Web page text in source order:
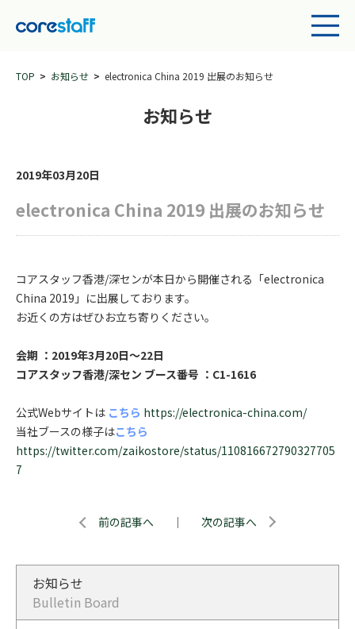
TOP お知らせ electronica China 2019 出展のお知らせ
お知らせ
2019年03月20日
electronica China 2019 出展のお知らせ
コアスタッフ香港/深センが本日から開催される「electronica
China 2019」に出展しております。
お近くの方はぜひお立ち寄りください。
会期 ：2019年3月20日～22日
コアスタッフ香港/深セン ブース番号 ：C1-1616
公式Webサイトは こちら https://electronica-china.com/
当社ブースの様子はこちら
https://twitter.com/zaikostore/status/110816672790327705
7
前の記事へ ｜ 次の記事へ
お知らせ
Bulletin Board